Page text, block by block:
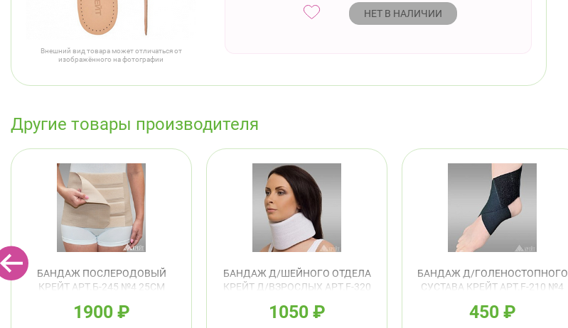
Внешний вид товара может отличаться от
изображённого на фотографии
НЕТ В НАЛИЧИИ
Другие товары производителя
БАНДАЖ ПОСЛЕРОДОВЫЙ
КРЕЙТ АРТ.Б-245 №4 25СМ
1900 ₽
БАНДАЖ Д/ШЕЙНОГО ОТДЕЛА
КРЕЙТ Д/ВЗРОСЛЫХ АРТ.F-320
1050 ₽
БАНДАЖ Д/ГОЛЕНОСТОПНОГО
СУСТАВА КРЕЙТ АРТ.F-210 №4
450 ₽